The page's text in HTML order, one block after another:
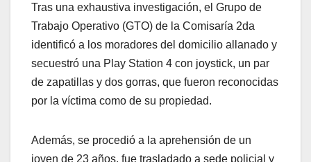
Tras una exhaustiva investigación, el Grupo de
Trabajo Operativo (GTO) de la Comisaría 2da
identificó a los moradores del domicilio allanado y
secuestró una Play Station 4 con joystick, un par
de zapatillas y dos gorras, que fueron reconocidas
por la víctima como de su propiedad.
Además, se procedió a la aprehensión de un
joven de 23 años, fue trasladado a sede policial y